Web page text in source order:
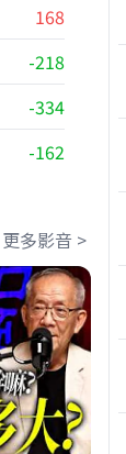
168
-218
-334
-162
更多影音 >